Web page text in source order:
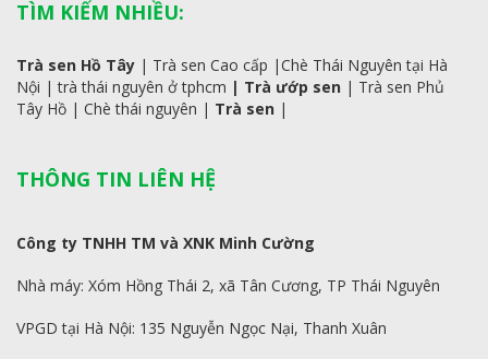
TÌM KIẾM NHIỀU:
Trà sen Hồ Tây | Trà sen Cao cấp |Chè Thái Nguyên tại Hà
Nội |trà thái nguyên ở tphcm | Trà ướp sen | Trà sen Phủ
Tây Hồ | Chè thái nguyên | Trà sen |
THÔNG TIN LIÊN HỆ
Công ty TNHH TM và XNK Minh Cường
Nhà máy: Xóm Hồng Thái 2, xã Tân Cương, TP Thái Nguyên
VPGD tại Hà Nội: 135 Nguyễn Ngọc Nại, Thanh Xuân